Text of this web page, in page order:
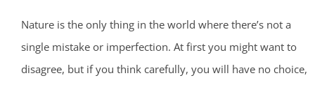
Nature is the only thing in the world where there’s not a
single mistake or imperfection. At first you might want to
disagree, but if you think carefully, you will have no choice,